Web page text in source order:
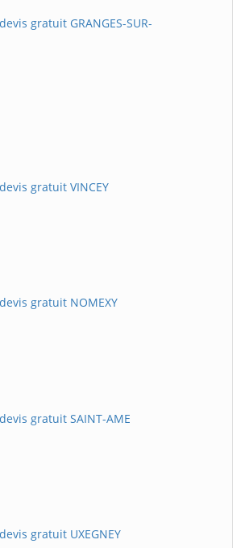
gratuit GRANGES-SUR-
gratuit VINCEY
gratuit NOMEXY
gratuit SAINT-AME
gratuit UXEGNEY